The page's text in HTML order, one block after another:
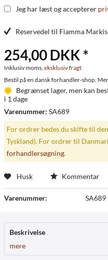
Jeg har læst og accepterer
Reservedel til Fiamma
254,00 DKK *
Inklusiv moms, eksklusiv fragt
Bestil på en dansk forhandler-shop.
Begrænset lager, men kan
i 1 dage
Varenummer: SA689
For ordrer bedes du skifte til
Tyskland). For ordrer til
forhandlersøgning.
Husk Kommentar
Varenummer: SA689
Beskrivelse
mere